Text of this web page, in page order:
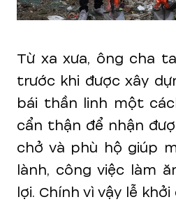
Từ xa xưa, ông cha
trước khi được xây
bái thần linh một
cẩn thận để nhận
chở và phù hộ giúp
lành, công việc làm
lợi. Chính vì vậy lễ